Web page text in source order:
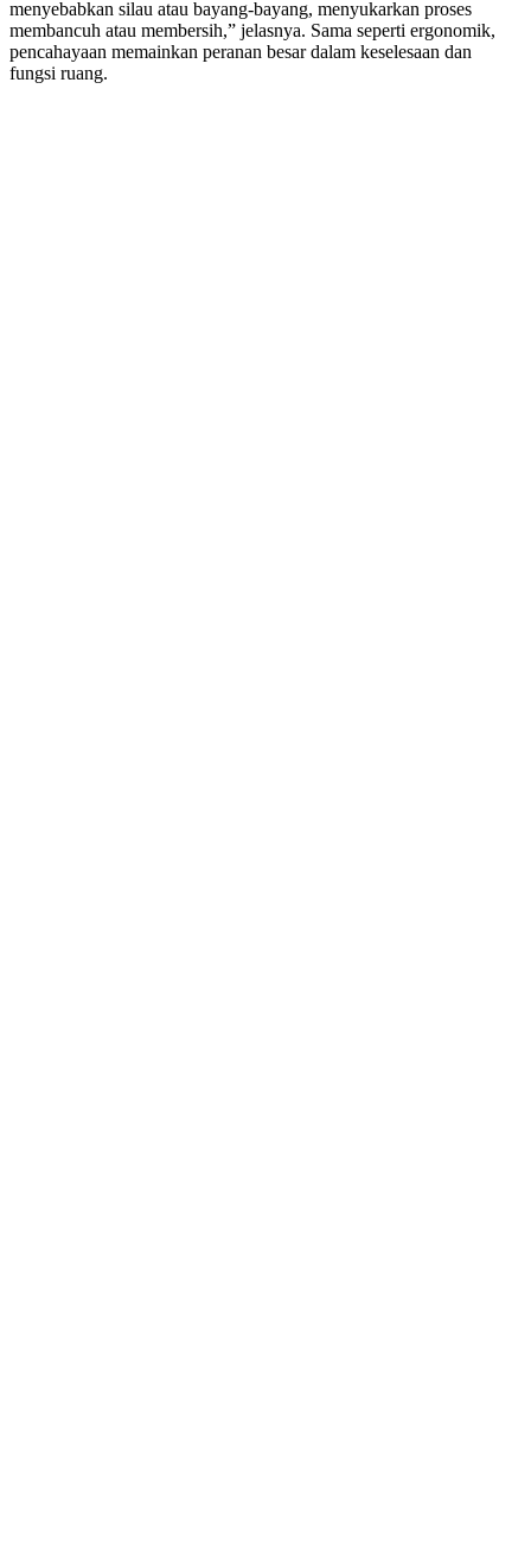
menyebabkan silau atau bayang-bayang, menyukarkan proses
membancuh atau membersih,” jelasnya. Sama seperti ergonomik,
pencahayaan memainkan peranan besar dalam keselesaan dan
fungsi ruang.